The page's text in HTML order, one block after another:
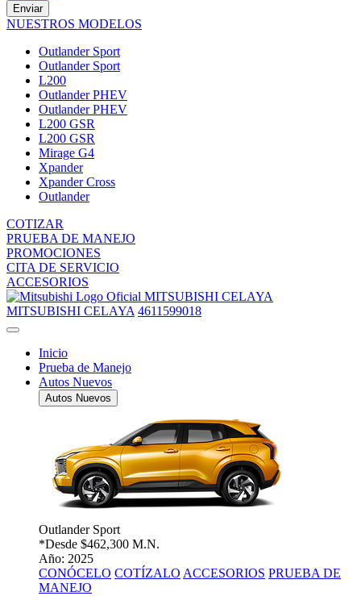
Enviar
NUESTROS MODELOS
Outlander Sport
Outlander Sport
L200
Outlander PHEV
Outlander PHEV
L200 GSR
L200 GSR
Mirage G4
Xpander
Xpander Cross
Outlander
COTIZAR
PRUEBA DE MANEJO
PROMOCIONES
CITA DE SERVICIO
ACCESORIOS
MITSUBISHI CELAYA
MITSUBISHI CELAYA 4611599018
Inicio
Prueba de Manejo
Autos Nuevos
Autos Nuevos
Outlander Sport
*Desde $462,300 M.N.
Año: 2025
CONÓCELO COTÍZALO ACCESORIOS PRUEBA DE
MANEJO